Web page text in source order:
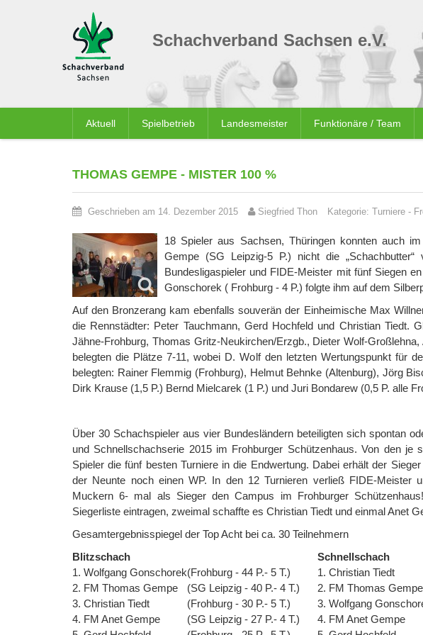
Schachverband Sachsen e.V.
Aktuell Spielbetrieb Landesmeister Funktionäre / Team
THOMAS GEMPE - MISTER 100 %
Geschrieben am 14. Dezember 2015 Siegfried Thon Kategorie: Turniere -
18 Spieler aus Sachsen, Thüringen konnten auch
Gempe (SG Leipzig-5 P.) nicht die
Bundesligaspieler und FIDE-Meister mit fünf Siegen
Gonschorek ( Frohburg - 4 P.) folgte ihm auf dem
Auf den Bronzerang kam ebenfalls souverän der Einheimische Max
die Rennstädter: Peter Tauchmann, Gerd Hochfeld und Christian Tiedt.
Jähne-Frohburg, Thomas Gritz-Neukirchen/Erzgb., Dieter Wolf-
belegten die Plätze 7-11, wobei D. Wolf den letzten Wertungspunkt für
belegten: Rainer Flemmig (Frohburg), Helmut Behnke (Altenburg), Jörg
Dirk Krause (1,5 P.) Bernd Mielcarek (1 P.) und Juri Bondarew (0,5 P. alle
Über 30 Schachspieler aus vier Bundesländern beteiligten sich spontan
und Schnellschachserie 2015 im Frohburger Schützenhaus. Von den
Spieler die fünf besten Turniere in die Endwertung. Dabei erhält der
der Neunte noch einen WP. In den 12 Turnieren verließ FIDE-Meister
Muckern 6- mal als Sieger den Campus im Frohburger
Siegerliste eintragen, zweimal schaffte es Christian Tiedt und einmal Anet
Gesamtergebnisspiegel der Top Acht bei ca. 30 Teilnehmern
Blitzschach
Schnellschach
1. Wolfgang Gonschorek(Frohburg - 44 P.- 5 T.) 1. Christian Tiedt
2. FM Thomas Gempe
(SG Leipzig - 40 P.- 4 T.) 2. FM Thomas Gempe
3. Christian Tiedt
(Frohburg - 30 P.- 5 T.) 3. Wolfgang
4. FM Anet Gempe
(SG Leipzig - 27 P.- 4 T.) 4. FM Anet Gempe